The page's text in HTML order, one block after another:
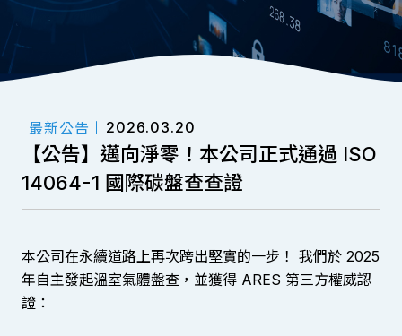
最新公告 2026.03.20
【公告】邁向淨零！本公司正式通過 ISO
14064-1 國際碳盤查查證
本公司在永續道路上再次跨出堅實的一步！ 我們於 2025
年自主發起溫室氣體盤查，並獲得 ARES 第三方權威認
證：